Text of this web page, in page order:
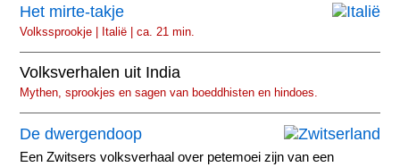
Het mirte-takje
Volkssprookje | Italië | ca. 21 min.
Volksverhalen uit India
Mythen, sprookjes en sagen van boeddhisten en hindoes.
De dwergendoop
Een Zwitsers volksverhaal over petemoei zijn van een